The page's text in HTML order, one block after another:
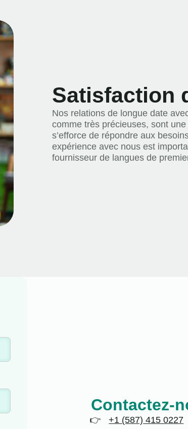
Satisfaction
Nos relations de longue date
comme très précieuses, sont
s’efforce de répondre aux
expérience avec nous est
fournisseur de langues de
Contactez-
+1 (587) 415 0227